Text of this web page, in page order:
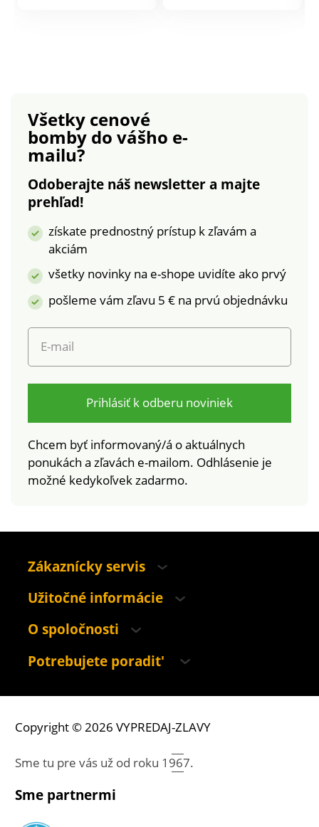
Všetky cenové
bomby do vášho e-
mailu?
Odoberajte náš newsletter a majte
prehľad!
získate prednostný prístup k zľavám a
akciám
všetky novinky na e-shope uvidíte ako prvý
pošleme vám zľavu 5 € na prvú objednávku
E-mail
Prihlásiť k odberu noviniek
Chcem byť informovaný/á o aktuálnych
ponukách a zľavách e-mailom. Odhlásenie je
možné kedykoľvek zadarmo.
Zákaznícky servis
Užitočné informácie
O spoločnosti
Potrebujete poradit'
Copyright © 2026 VYPREDAJ-ZLAVY
Sme tu pre vás už od roku 1967.
Sme partnermi